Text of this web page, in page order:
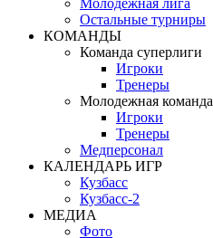
Молодежная лига
Остальные турниры
КОМАНДЫ
Команда суперлиги
Игроки
Тренеры
Молодежная команда
Игроки
Тренеры
Медперсонал
КАЛЕНДАРЬ ИГР
Кузбасс
Кузбасс-2
МЕДИА
Фото